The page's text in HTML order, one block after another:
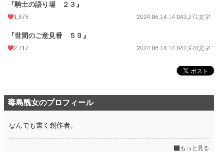
更新日時 2024.06.14 14:04
初回公開日時
初回完結日時 2024.06.14 14:03
累計ポイント 691,933 pt (8,076 位)
『騎士の語り場 ２３』
1,876 2024.06.14 14:043,271文字
『世間のご意見番 ５９』
2,717 2024.06.14 14:042,978文字
毒島醜女のプロフィール
なんでも書く創作者。
もっと見る